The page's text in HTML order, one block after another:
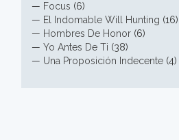
— Focus (6)
— El Indomable Will Hunting (16)
— Hombres De Honor (6)
— Yo Antes De Ti (38)
— Una Proposición Indecente (4)